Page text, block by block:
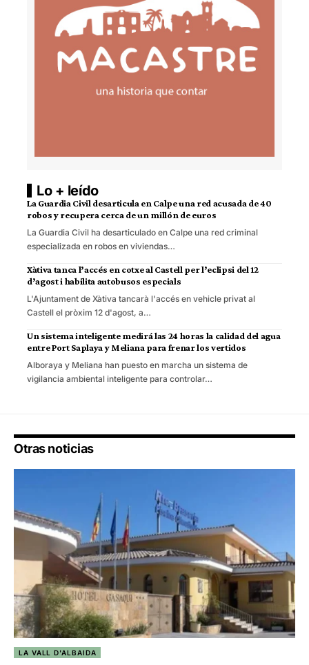
Lo + leído
La Guardia Civil desarticula en Calpe una red acusada de 40
robos y recupera cerca de un millón de euros
La Guardia Civil ha desarticulado en Calpe una red criminal
especializada en robos en viviendas…
Xàtiva tanca l’accés en cotxe al Castell per l’eclipsi del 12
d’agost i habilita autobusos especials
L'Ajuntament de Xàtiva tancarà l'accés en vehicle privat al
Castell el pròxim 12 d'agost, a…
Un sistema inteligente medirá las 24 horas la calidad del agua
entre Port Saplaya y Meliana para frenar los vertidos
Alboraya y Meliana han puesto en marcha un sistema de
vigilancia ambiental inteligente para controlar…
Otras noticias
LA VALL D'ALBAIDA